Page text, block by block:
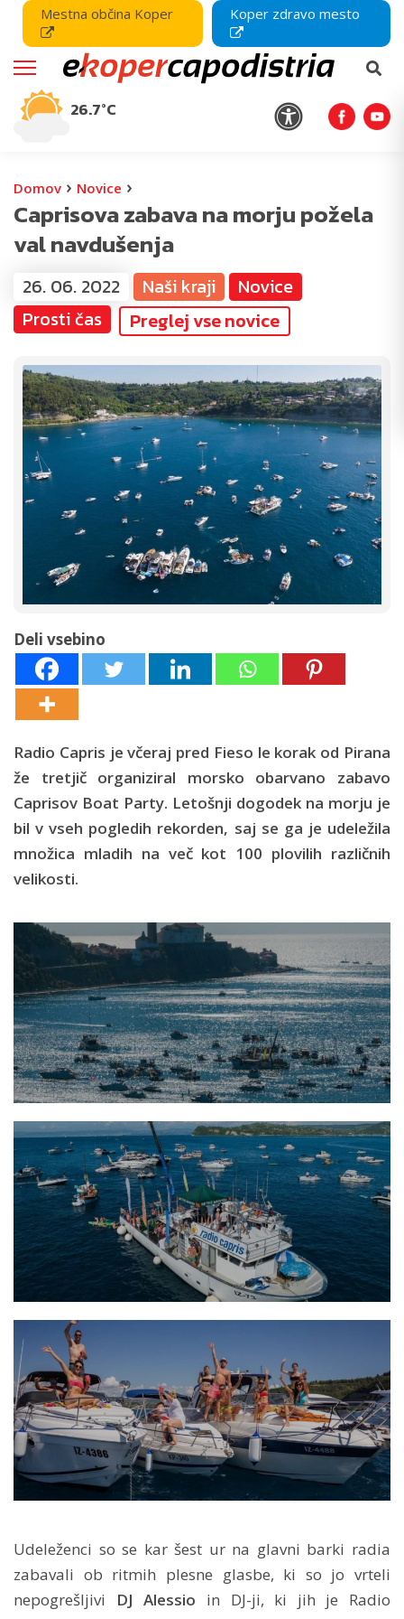
Mestna občina Koper Koper zdravo mesto
26.7°C
Domov › Novice ›
Caprisova zabava na morju požela
val navdušenja
26. 06. 2022 Naši kraji
Novice
Prosti čas
Preglej vse novice
Deli vsebino
Radio Capris je včeraj pred Fieso le korak od Pirana
že tretjič organiziral morsko obarvano zabavo
Caprisov Boat Party. Letošnji dogodek na morju je
bil v vseh pogledih rekorden, saj se ga je udeležila
množica mladih na več kot 100 plovilih različnih
velikosti.
Udeleženci so se kar šest ur na glavni barki radia
zabavali ob ritmih plesne glasbe, ki so jo vrteli
nepogrešljivi
DJ Alessio in DJ-ji, ki jih je Radio